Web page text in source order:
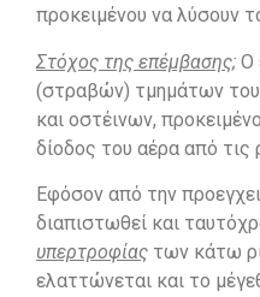
προκειμένου να λύσουν
Στόχος της επέμβασης; Ο
(στραβών) τμημάτων
και οστέινων,
δίοδος του αέρα από τις
Εφόσον από την
διαπιστωθεί και
υπερτροφίας των κάτω
ελαττώνεται και το